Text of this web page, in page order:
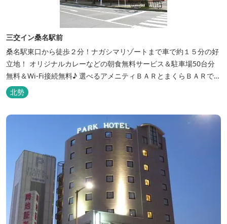
三交イン桑名駅前
桑名駅東口から徒歩２分！ナガシマリゾートまで車で約１５分の好
立地！ オリジナルカレーなどの朝食無料サービス＆駐車場50台分
無料＆Wi-Fi接続無料♪ 選べるアメニティＢＡＲとまくらＢＡＲで快
適な滞在をサポート！
北勢